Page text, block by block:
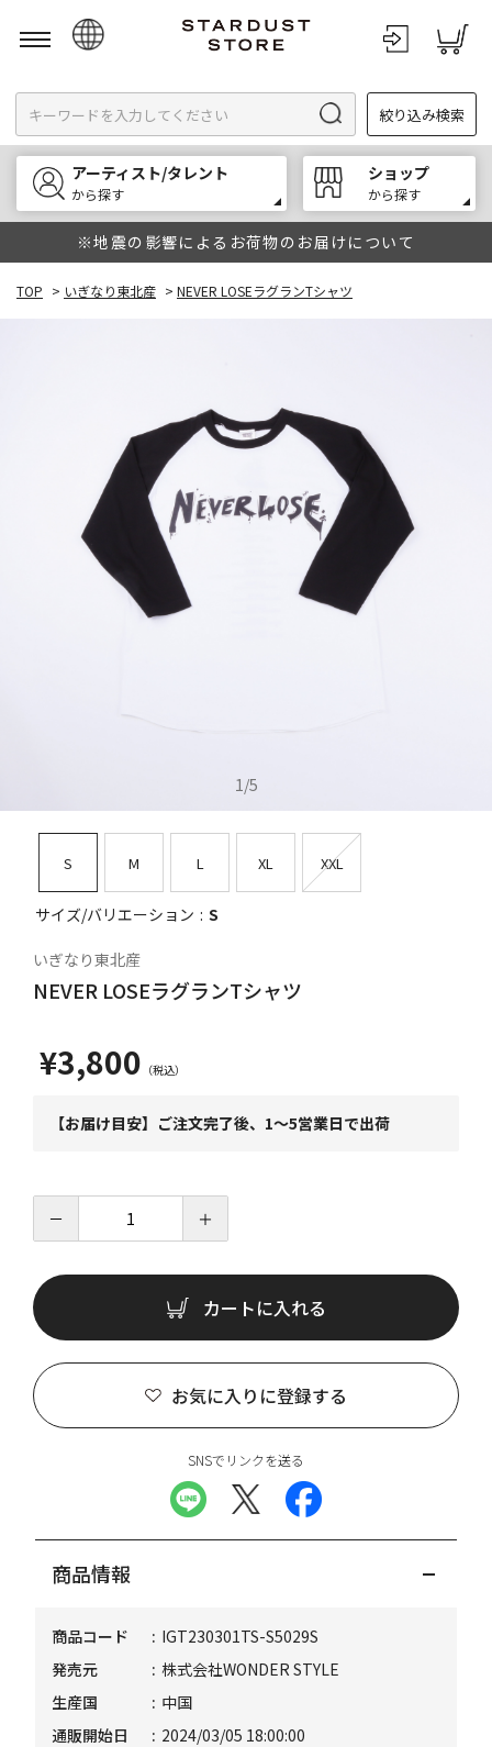
English
한국어
中文
絞り込み検索
アーティスト/タレント
から探す
ショップ
から探す
※地震の影響によるお荷物のお届けについて
TOP > いぎなり東北産 > NEVER LOSEラグランTシャツ
1/5
S M L XL XXL
サイズ/バリエーション S
いぎなり東北産
NEVER LOSEラグランTシャツ
¥3,800
【お届け目安】ご注文完了後、1～5営業日で出荷
－ ＋
カートに入れる
お気に入りに登録する
SNSでリンクを送る
商品情報
商品コード
IGT230301TS-S5029S
発売元
株式会社WONDER STYLE
生産国
中国
通販開始日
2024/03/05 18:00:00